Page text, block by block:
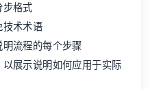
步格式
技术术语
流程的每个步骤
展示说明如何应用于实际